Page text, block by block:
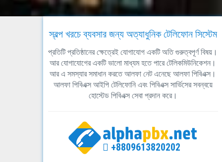
স্বল্প খরচে ব্যবসার জন্য অত্যাধুনিক টেলিফোন সিস্টেম
প্রতিটি প্রতিষ্ঠানের ক্ষেত্রেই যোগাযোগ একটি অতি গুরুত্বপূর্ণ বিষয়।
আর যোগাযোগের একটি ভালো মাধ্যম হতে পারে টেলিকমিউনিকেশন।
আর এ সমস্যার সমাধান করতে আলফা নেট এনেছে আলফা পিবিএক্স।
আলফা পিবিএক্স আইপি টেলিফোনি এবং পিবিএক্স সার্ভিসের সবন্বয়ে
হোস্টেড পিবিএক্স সেবা প্রদান করে।
+8809613820202